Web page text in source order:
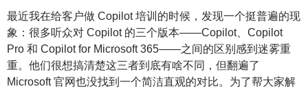
最近我在给客户做 Copilot 培训的时候，发现一个挺普遍的现
象：很多听众对 Copilot 的三个版本——Copilot、Copilot
Pro 和 Copilot for Microsoft 365——之间的区别感到迷雾重
重。他们很想搞清楚这三者到底有啥不同，但翻遍了
Microsoft 官网也没找到一个简洁直观的对比。为了帮大家解